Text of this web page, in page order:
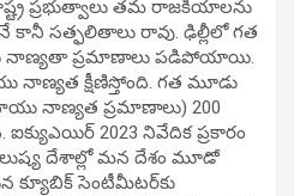
ప్రభుత్వాలు తమ రాజకీయాలను
కానీ సత్ఫలితాలు రావు. ఢిల్లీలో గత
నాణ్యతా ప్రమాణాలు పడిపోయాయి.
నాణ్యత క్షీణిస్తోంది. గత మూడు
నాణ్యత ప్రమాణాలు) 200
ఐక్యుఎయిర్ 2023 నివేదిక ప్రకారం
దేశాల్లో మన దేశం మూడో
క్యూబిక్ సెంటీమీటర్‌కు